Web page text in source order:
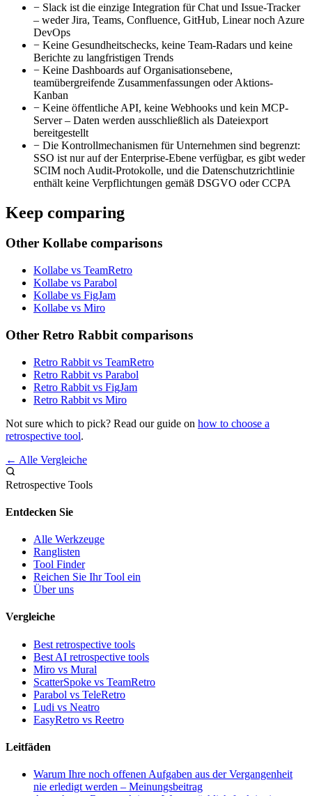
− Slack ist die einzige Integration für Chat und Issue-Tracker
– weder Jira, Teams, Confluence, GitHub, Linear noch Azure
DevOps
− Keine Gesundheitschecks, keine Team-Radars und keine
Berichte zu langfristigen Trends
− Keine Dashboards auf Organisationsebene,
teamübergreifende Zusammenfassungen oder Aktions-
Kanban
− Keine öffentliche API, keine Webhooks und kein MCP-
Server – Daten werden ausschließlich als Dateiexport
bereitgestellt
− Die Kontrollmechanismen für Unternehmen sind begrenzt:
SSO ist nur auf der Enterprise-Ebene verfügbar, es gibt weder
SCIM noch Audit-Protokolle, und die Datenschutzrichtlinie
enthält keine Verpflichtungen gemäß DSGVO oder CCPA
Keep comparing
Other Kollabe comparisons
Kollabe vs TeamRetro
Kollabe vs Parabol
Kollabe vs FigJam
Kollabe vs Miro
Other Retro Rabbit comparisons
Retro Rabbit vs TeamRetro
Retro Rabbit vs Parabol
Retro Rabbit vs FigJam
Retro Rabbit vs Miro
Not sure which to pick? Read our guide on how to choose a
retrospective tool.
← Alle Vergleiche
Retrospective Tools
Entdecken Sie
Alle Werkzeuge
Ranglisten
Tool Finder
Reichen Sie Ihr Tool ein
Über uns
Vergleiche
Best retrospective tools
Best AI retrospective tools
Miro vs Mural
ScatterSpoke vs TeamRetro
Parabol vs TeleRetro
Ludi vs Neatro
EasyRetro vs Reetro
Leitfäden
Warum Ihre noch offenen Aufgaben aus der Vergangenheit
nie erledigt werden – Meinungsbeitrag